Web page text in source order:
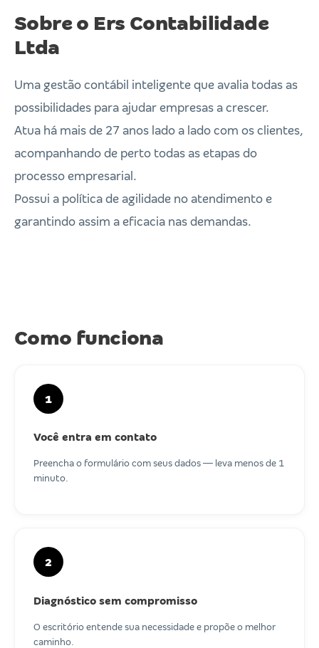
Sobre o Ers Contabilidade
Ltda
Uma gestão contábil inteligente que avalia todas as
possibilidades para ajudar empresas a crescer.
Atua há mais de 27 anos lado a lado com os clientes,
acompanhando de perto todas as etapas do
processo empresarial.
Possui a política de agilidade no atendimento e
garantindo assim a eficacia nas demandas.
Como funciona
1
Você entra em contato
Preencha o formulário com seus dados — leva menos de 1
minuto.
2
Diagnóstico sem compromisso
O escritório entende sua necessidade e propõe o melhor
caminho.